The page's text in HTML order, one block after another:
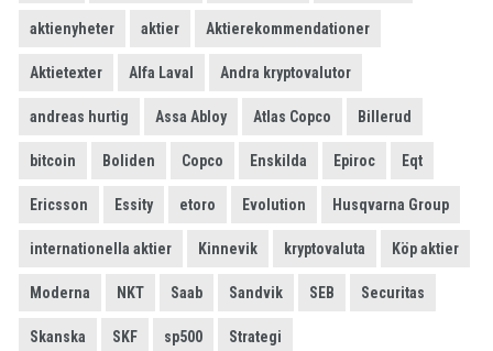
aktienyheter aktier Aktierekommendationer
Aktietexter Alfa Laval Andra kryptovalutor
andreas hurtig Assa Abloy Atlas Copco Billerud
bitcoin Boliden Copco Enskilda Epiroc Eqt
Ericsson Essity etoro Evolution Husqvarna Group
internationella aktier Kinnevik kryptovaluta Köp aktier
Moderna NKT Saab Sandvik SEB Securitas
Skanska SKF sp500 Strategi